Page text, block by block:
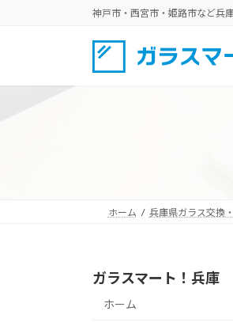
ツ
シ
神戸市・西宮市・姫路市など兵
ホーム 兵庫県ガラス交換
ガラスマート！兵庫
ホーム